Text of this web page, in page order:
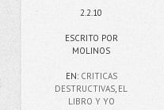
2.2.10
ESCRITO POR
MOLINOS
EN: CRITICAS
DESTRUCTIVAS, EL
LIBRO Y YO